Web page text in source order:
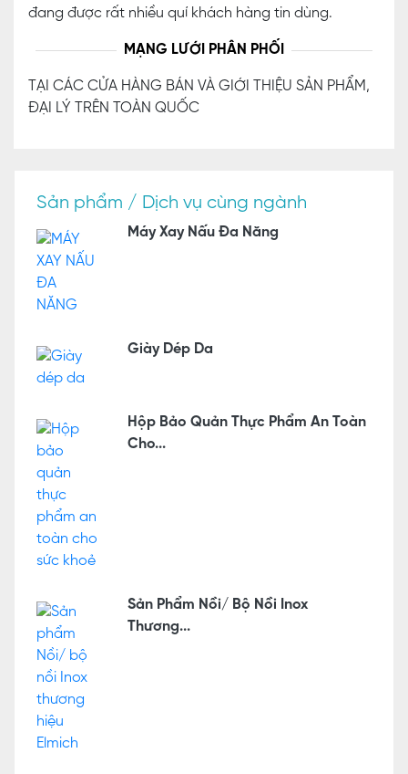
đang được rất nhiều quí khách hàng tin dùng.
MẠNG LƯỚI PHÂN PHỐI
TẠI CÁC CỬA HÀNG BÁN VÀ GIỚI THIỆU SẢN PHẨM,
ĐẠI LÝ TRÊN TOÀN QUỐC
Sản phẩm / Dịch vụ cùng ngành
Máy Xay Nấu Đa Năng
Giày Dép Da
Hộp Bảo Quản Thực Phẩm An Toàn
Cho...
Sản Phẩm Nồi/ Bộ Nồi Inox
Thương...